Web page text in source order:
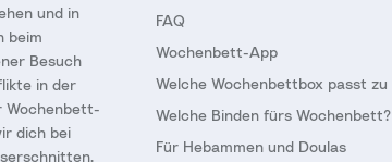
und in
beim
Besuch
in der
Wochenbett-
dich bei
FAQ
Wochenbett-App
Welche Wochenbettbox passt zu
Welche Binden fürs Wochenbett?
Für Hebammen und Doulas